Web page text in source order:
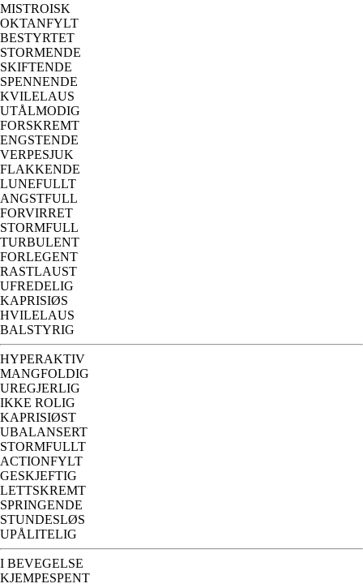
MISTROISK
OKTANFYLT
BESTYRTET
STORMENDE
SKIFTENDE
SPENNENDE
KVILELAUS
UTÅLMODIG
FORSKREMT
ENGSTENDE
VERPESJUK
FLAKKENDE
LUNEFULLT
ANGSTFULL
FORVIRRET
STORMFULL
TURBULENT
FORLEGENT
RASTLAUST
UFREDELIG
KAPRISIØS
HVILELAUS
BALSTYRIG
HYPERAKTIV
MANGFOLDIG
UREGJERLIG
IKKE ROLIG
KAPRISIØST
UBALANSERT
STORMFULLT
ACTIONFYLT
GESKJEFTIG
LETTSKREMT
SPRINGENDE
STUNDESLØS
UPÅLITELIG
I BEVEGELSE
KJEMPESPENT